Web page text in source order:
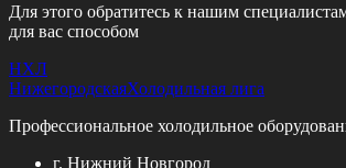
Для этого обратитесь к нашим
для вас способом
НХЛ
НижегородскаяХолодильная лига
Профессиональное холодильное
г. Нижний Новгород